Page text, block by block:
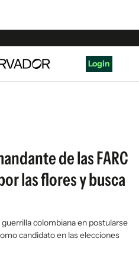
Login
de las FARC
las flores y busca
colombiana en postularse
candidato en las elecciones